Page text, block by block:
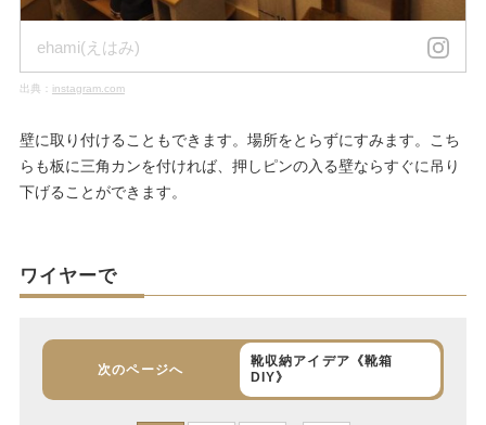
ehami(えはみ)
出典： instagram.com
壁に取り付けることもできます。場所をとらずにすみます。こち
らも板に三角カンを付ければ、押しピンの入る壁ならすぐに吊り
下げることができます。
ワイヤーで
次のページへ
靴収納アイデア《靴箱
DIY》